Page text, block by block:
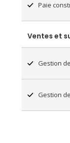
Paie
Ventes et
Gestion
Gestion